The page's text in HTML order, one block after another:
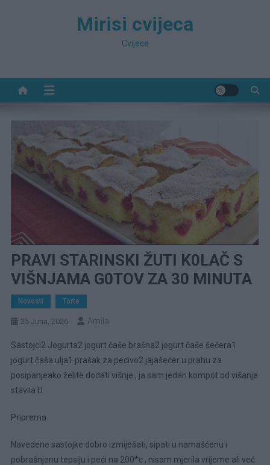
Mirisi cvijeca
Cvijece
PRAVI STARINSKI ŽUTI K0LAČ S
VIŠNJAMA G0TOV ZA 30 MINUTA
Novosti Torte
25 Juna, 2026 Amila
Sastojci2 Jogurta2 jogurt čaše brašna2 jogurt čaše šećera1
jogurt čaša ulja1 prašak za pecivo2 jajašećer u prahu za
posipanjeako želite dodati višnje , ja sam jedan kompot od višanja
stavila D
Priprema
Navedene sastojke dobro izmiješati, sipati u namašćenu i
pobrašnjenu tepsiju i peći na 200*c , nisam mjerila vrijeme ali već